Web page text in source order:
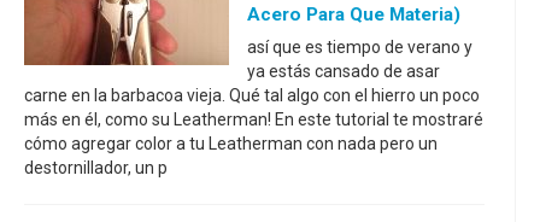
Acero Para Que Materia)
así que es tiempo de verano y
ya estás cansado de asar
carne en la barbacoa vieja. Qué tal algo con el hierro un poco
más en él, como su Leatherman! En este tutorial te mostraré
cómo agregar color a tu Leatherman con nada pero un
destornillador, un p